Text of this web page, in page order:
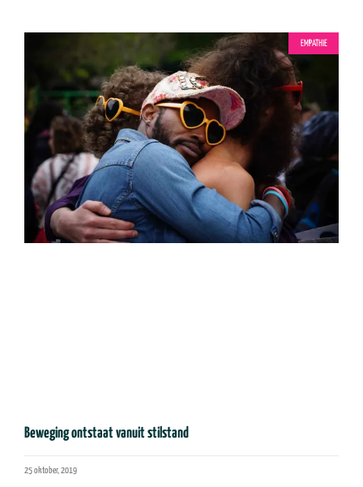
EMPATHIE
Beweging ontstaat vanuit stilstand
25 oktober, 2019